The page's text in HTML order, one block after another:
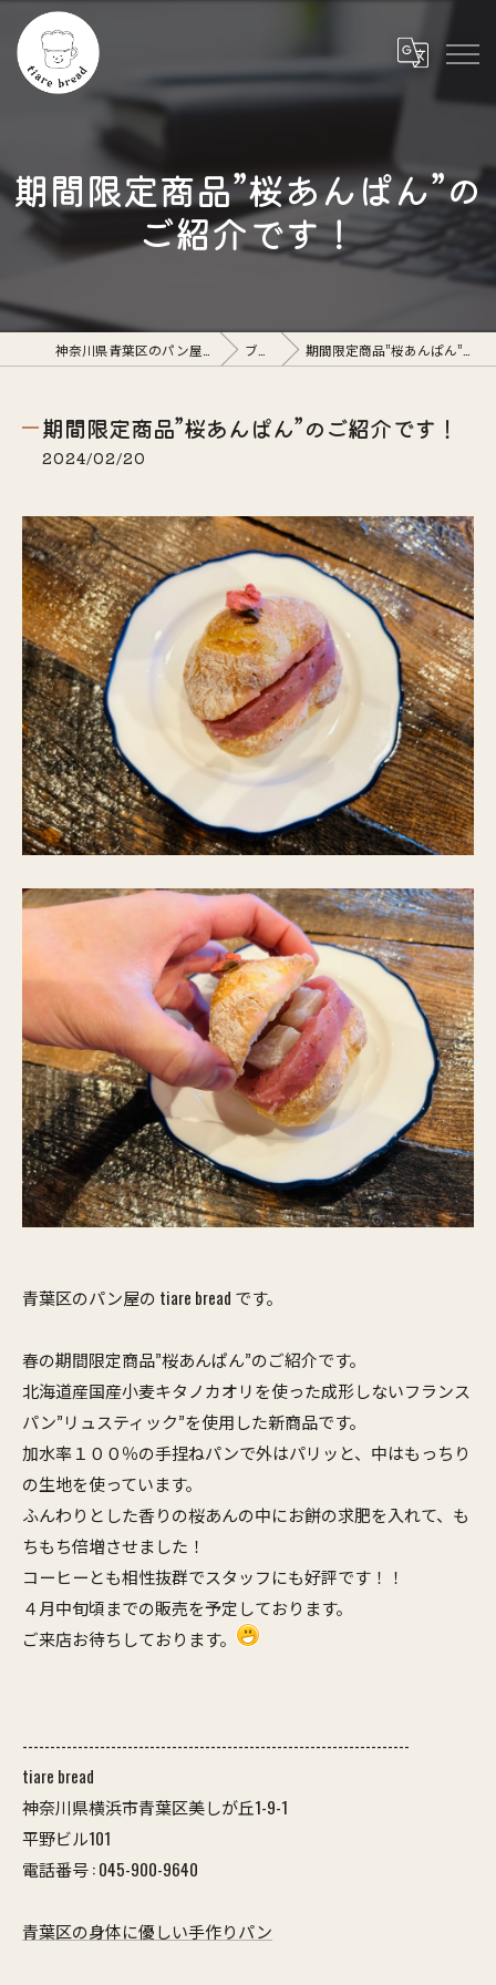
期間限定商品”桜あんぱん”の
ご紹介です！
ブログ 期間限定商品”桜あんぱん”のご紹介です！
期間限定商品”桜あんぱん”のご紹介です！
2024/02/20
青葉区のパン屋の tiare bread です。
春の期間限定商品”桜あんぱん”のご紹介です。
北海道産国産小麦キタノカオリを使った成形しないフランス
パン”リュスティック”を使用した新商品です。
加水率１００％の手捏ねパンで外はパリッと、中はもっちり
の生地を使っています。
ふんわりとした香りの桜あんの中にお餅の求肥を入れて、も
ちもち倍増させました！
コーヒーとも相性抜群でスタッフにも好評です！！
４月中旬頃までの販売を予定しております。
ご来店お待ちしております。
----------------------------------------------------------------------
tiare bread
神奈川県横浜市青葉区美しが丘1-9-1
平野ビル101
電話番号 : 045-900-9640
青葉区の身体に優しい手作りパン